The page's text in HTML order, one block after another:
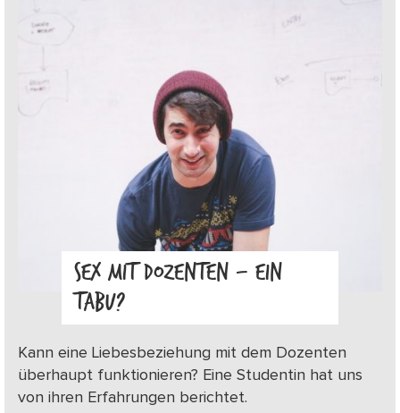
SEX MIT DOZENTEN – EIN
TABU?
Kann eine Liebesbeziehung mit dem Dozenten
überhaupt funktionieren? Eine Studentin hat uns
von ihren Erfahrungen berichtet.